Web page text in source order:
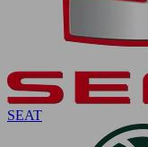
SEAT